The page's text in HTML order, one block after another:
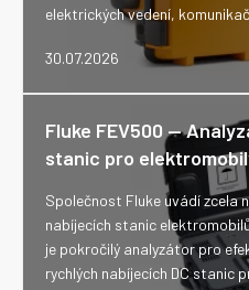
30.07.2026
elektrických vedení,
Fluke FEV500 --
stanic pro
Společnost Fluke uvádí zcela
nabíjecích stanic
je pokročilý analyzátor pro
rychlých nabíjecích DC stanic